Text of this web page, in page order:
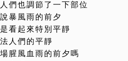
們也調節了一下部位
暴風雨的前夕
看起來特別平靜
人們的平靜
腥風血雨的前夕嗎